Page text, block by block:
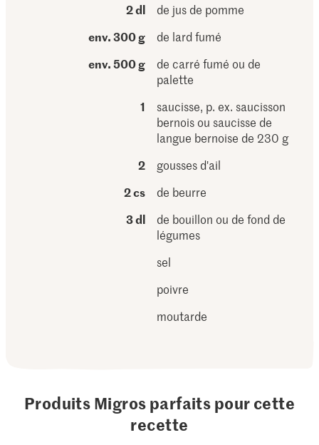
2 dl
de jus de pomme
env. 300 g
de lard fumé
env. 500 g
de carré fumé ou de
palette
1
saucisse, p. ex. saucisson
bernois ou saucisse de
langue bernoise de 230 g
2
gousses d'ail
2 cs
de beurre
3 dl
de bouillon ou de fond de
légumes
sel
poivre
moutarde
Produits Migros parfaits pour cette
recette